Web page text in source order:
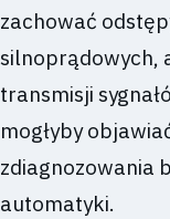
zachować
silnoprądowych,
transmisji
mogłyby
zdiagnozowania
automatyki.